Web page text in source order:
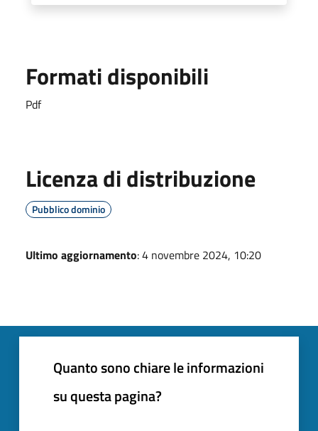
Formati disponibili
Pdf
Licenza di distribuzione
Pubblico dominio
Ultimo aggiornamento: 4 novembre 2024, 10:20
Quanto sono chiare le informazioni
su questa pagina?